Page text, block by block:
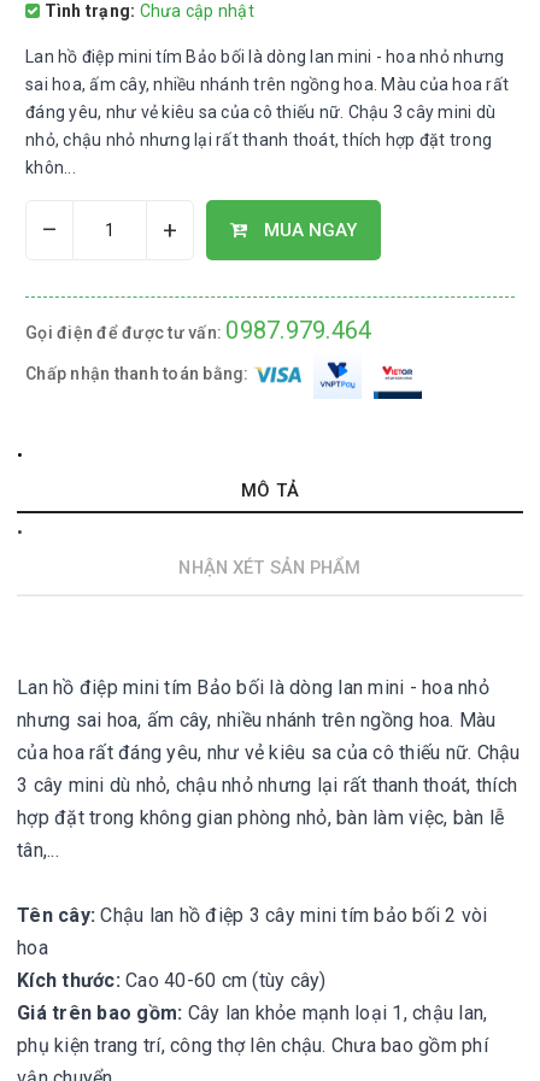
Tình trạng: Chưa cập nhật
Lan hồ điệp mini tím Bảo bối là dòng lan mini - hoa nhỏ nhưng
sai hoa, ấm cây, nhiều nhánh trên ngồng hoa. Màu của hoa rất
đáng yêu, như vẻ kiêu sa của cô thiếu nữ. Chậu 3 cây mini dù
nhỏ, chậu nhỏ nhưng lại rất thanh thoát, thích hợp đặt trong
khôn...
– + MUA NGAY
Gọi điện để được tư vấn: 0987.979.464
Chấp nhận thanh toán bằng:
MÔ TẢ
NHẬN XÉT SẢN PHẨM
Lan hồ điệp mini tím Bảo bối là dòng lan mini - hoa nhỏ
nhưng sai hoa, ấm cây, nhiều nhánh trên ngồng hoa. Màu
của hoa rất đáng yêu, như vẻ kiêu sa của cô thiếu nữ. Chậu
3 cây mini dù nhỏ, chậu nhỏ nhưng lại rất thanh thoát, thích
hợp đặt trong không gian phòng nhỏ, bàn làm việc, bàn lễ
tân,...
Tên cây: Chậu lan hồ điệp 3 cây mini tím bảo bối 2 vòi
hoa
Kích thước: Cao 40-60 cm (tùy cây)
Giá trên bao gồm: Cây lan khỏe mạnh loại 1, chậu lan,
phụ kiện trang trí, công thợ lên chậu. Chưa bao gồm phí